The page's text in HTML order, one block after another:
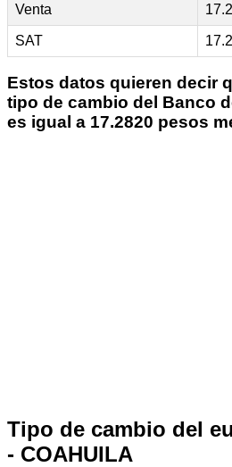
Venta
SAT
Estos datos quieren decir
tipo de cambio del Banco
es igual a 17.2820 pesos
Tipo de cambio del
- COAHUILA